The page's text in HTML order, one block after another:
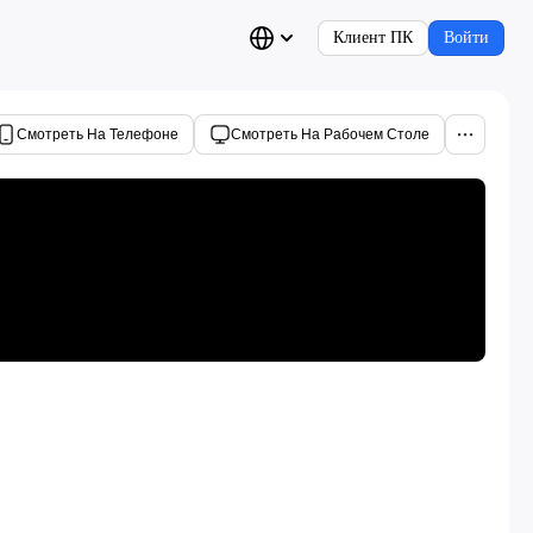
Клиент ПК Войти
Смотреть На Телефоне Смотреть На Рабочем Столе